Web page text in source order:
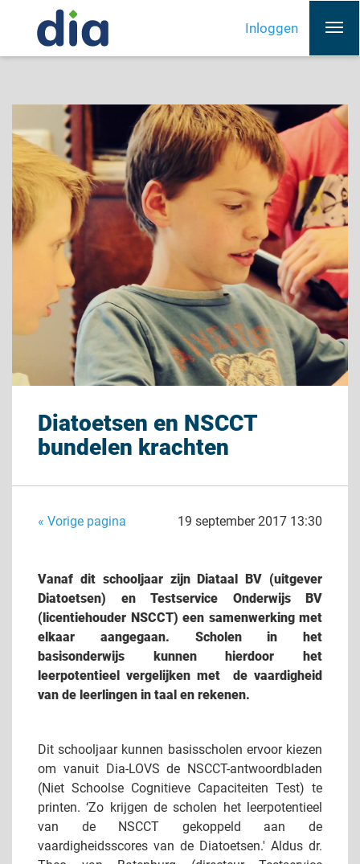
Inloggen
Diatoetsen en NSCCT
bundelen krachten
« Vorige pagina 19 september 2017 13:30
Vanaf dit schooljaar zijn Diataal BV (uitgever
Diatoetsen) en Testservice Onderwijs BV
(licentiehouder NSCCT) een samenwerking met
elkaar aangegaan. Scholen in het
basisonderwijs kunnen hierdoor het
leerpotentieel vergelijken met de vaardigheid
van de leerlingen in taal en rekenen.
Dit schooljaar kunnen basisscholen ervoor kiezen
om vanuit Dia-LOVS de NSCCT-antwoordbladen
(Niet Schoolse Cognitieve Capaciteiten Test) te
printen. ‘Zo krijgen de scholen het leerpotentieel
van de NSCCT gekoppeld aan de
vaardigheidsscores van de Diatoetsen.' Aldus dr.